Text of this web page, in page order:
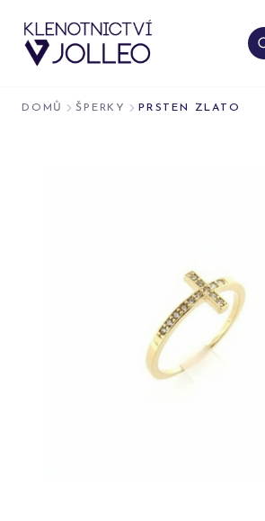
DOMŮ ŠPERKY PRSTEN ZLATO